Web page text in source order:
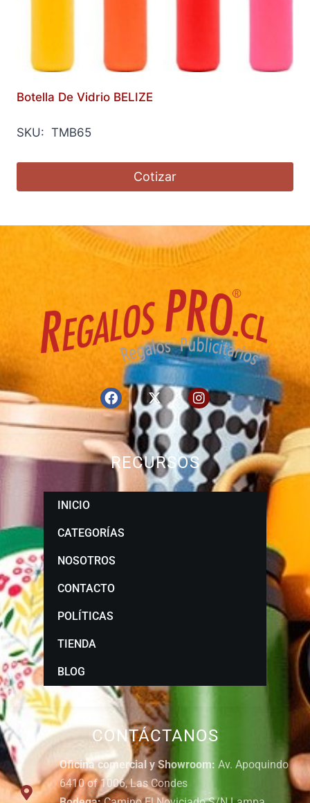
Botella De Vidrio BELIZE
SKU: TMB65
Cotizar
CONTÁCTANOS
Oficina comercial y Showroom: Av. Apoquindo
6410 of 1006, Las Condes
RECURSOS
INICIO
CATEGORÍAS
NOSOTROS
CONTACTO
POLÍTICAS
TIENDA
BLOG